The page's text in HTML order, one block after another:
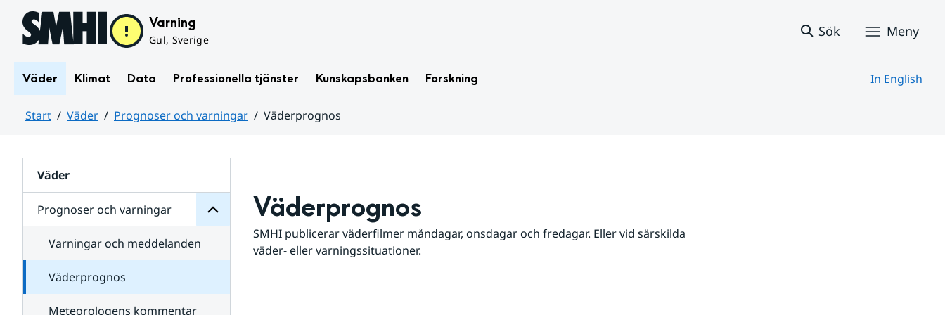
Hoppa till sidans innehåll Varning
Gul, Sverige
Sök Meny
Väder Klimat Data Professionella tjänster Kunskapsbanken Forskning In English
Start Väder Prognoser och varningar
Väderprognos
Väder
Prognoser och varningar
för
varningar
Varningar och meddelanden
Väderprognos
Meteorologens kommentar
Väderprognos
SMHI publicerar väderfilmer måndagar, onsdagar och fredagar. Eller vid särskilda
väder- eller varningssituationer.